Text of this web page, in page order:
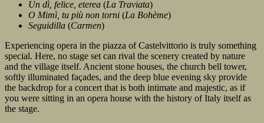
Un dì, felice, eterea (La Traviata)
O Mimì, tu più non torni (La Bohème)
Seguidilla (Carmen)
Experiencing opera in the piazza of Castelvittorio is truly something
special. Here, no stage set can rival the scenery created by nature
and the village itself. Ancient stone houses, the church bell tower,
softly illuminated façades, and the deep blue evening sky provide
the backdrop for a concert that is both intimate and majestic, as if
you were sitting in an opera house with the history of Italy itself as
the stage.